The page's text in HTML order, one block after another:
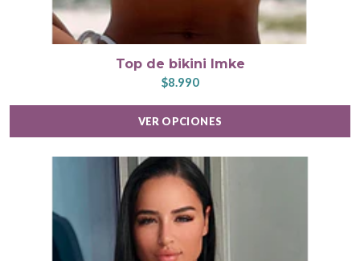
Top de bikini Imke
$8.990
VER OPCIONES